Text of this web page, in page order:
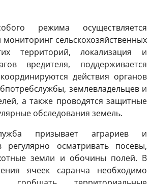
режима осуществляется
мониторинг сельскохозяйственных
территорий, локализация и
вредителя, поддерживается
действия органов
землевладельцев и
а также проводятся защитные
обследования земель.
призывает аграриев и
регулярно осматривать посевы,
земли и обочины полей. В
ячеек саранча необходимо